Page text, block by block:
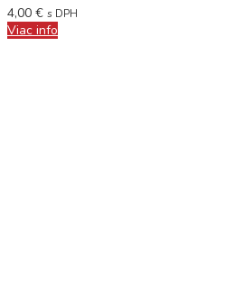
4,00 € s DPH
Viac info